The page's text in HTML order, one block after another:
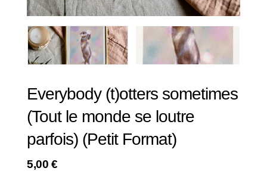
Everybody (t)otters sometimes
(Tout le monde se loutre
parfois) (Petit Format)
5,00 €